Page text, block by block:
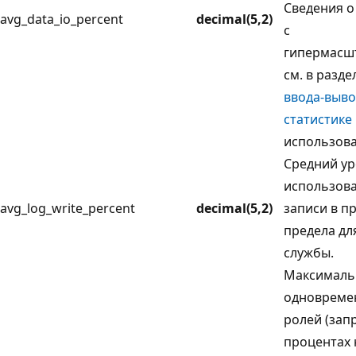
avg_data_io_percent decimal(5,2)
Сведения
с
см. в
ввода-
статистике
avg_log_write_percent decimal(5,2)
Средний
записи в
предела
службы.
ролей
процентах